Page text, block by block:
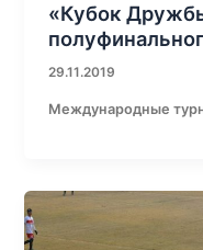
«Кубок
29.11.2019
Международные